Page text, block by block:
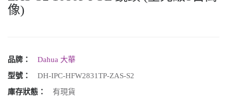
像)
品牌：
Dahua 大華
型號：
DH-IPC-HFW2831TP-ZAS-S2
庫存狀態：
有現貨